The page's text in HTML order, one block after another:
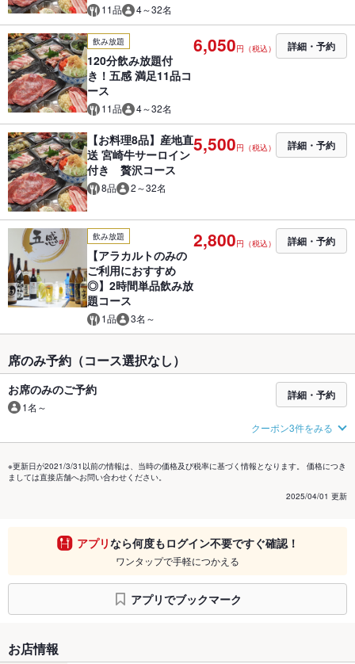
11品 4～32名
飲み放題
120分飲み放題付
き！五感 満足11品コ
ース
11品 4～32名
6,050円（税込） 詳細・予約
【お料理8品】産地直
送 宮崎牛サーロイン
付き 贅沢コース
8品 2～32名
5,500円（税込） 詳細・予約
飲み放題
【アラカルトのみの
ご利用におすすめ
◎】2時間単品飲み放
題コース
1品 3名～
2,800円（税込） 詳細・予約
席のみ予約（コース選択なし）
お席のみのご予約
1名～
詳細・予約
クーポン3件をみる
※更新日が2021/3/31以前の情報は、当時の価格及び税率に基づく情報となります。 価格につき
ましては直接店舗へお問い合わせください。
2025/04/01 更新
アプリなら何度もログイン不要ですぐ確認！
ワンタップで手軽につかえる
アプリでブックマーク
お店情報